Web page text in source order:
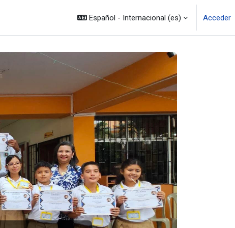
Español - Internacional ‎(es)‎ Acceder
Siguiente